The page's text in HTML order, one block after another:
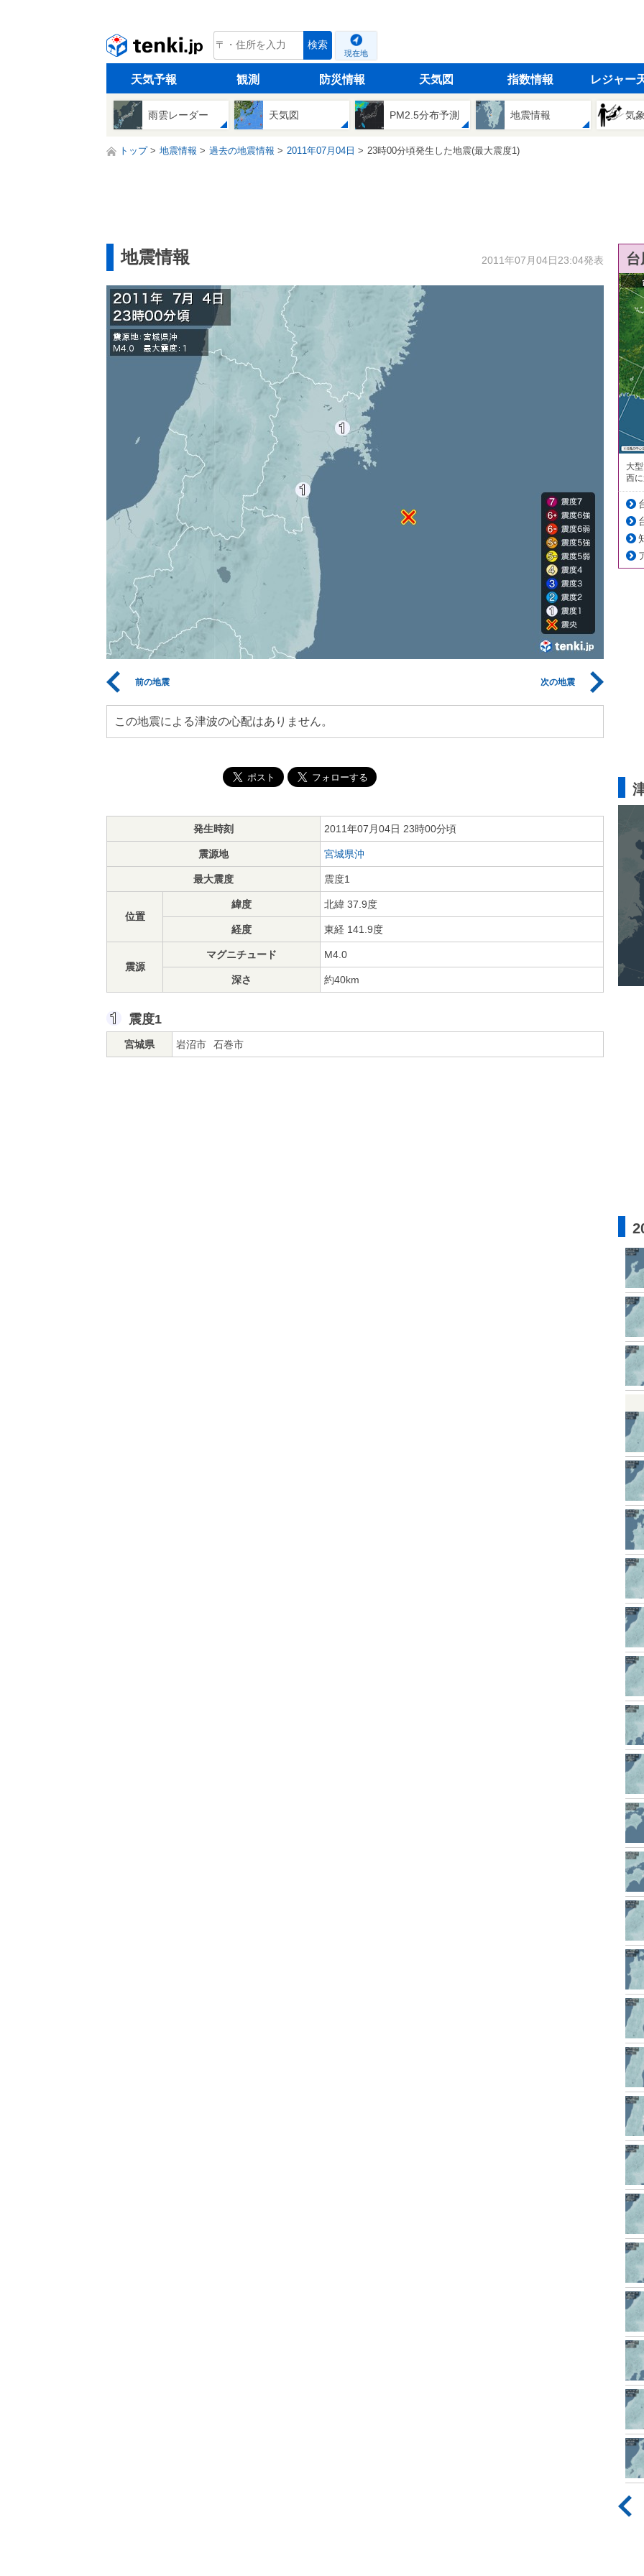
tenki.jp 検索
現在地
天気予報 観測 防災情報 天気図 指数情報 レジャー
雨雲レーダー 天気図 PM2.5分布予測 地震情報 気
トップ 地震情報 過去の地震情報 2011年07月04日 23時00分頃発生した地震(最大震度1)
地震情報 2011年07月04日23:04発表
前の地震 次の地震
この地震による津波の心配はありません。
発生時刻 2011年07月04日 23時00分頃
震源地 宮城県沖
最大震度 震度1
位置
緯度 北緯 37.9度
経度 東経 141.9度
震源
マグニチュード M4.0
深さ 約40km
震度1
宮城県 岩沼市 石巻市
大
西